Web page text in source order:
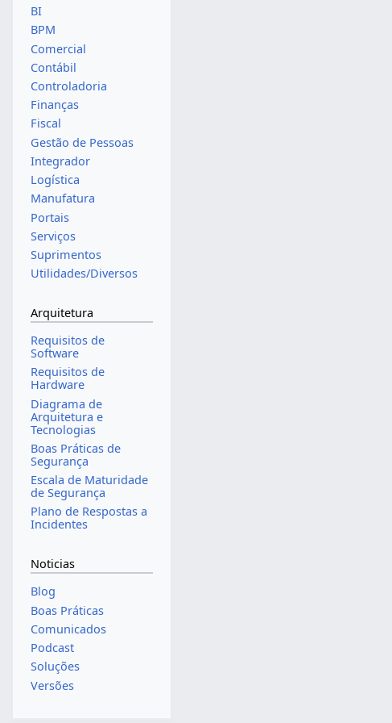
BI
BPM
Comercial
Contábil
Controladoria
Finanças
Fiscal
Gestão de Pessoas
Integrador
Logística
Manufatura
Portais
Serviços
Suprimentos
Utilidades/Diversos
Arquitetura
Requisitos de
Software
Requisitos de
Hardware
Diagrama de
Arquitetura e
Tecnologias
Boas Práticas de
Segurança
Escala de Maturidade
de Segurança
Plano de Respostas a
Incidentes
Noticias
Blog
Boas Práticas
Comunicados
Podcast
Soluções
Versões